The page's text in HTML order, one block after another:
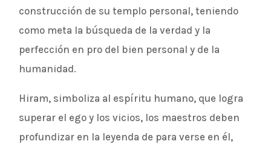
construcción de su templo personal, teniendo
como meta la búsqueda de la verdad y la
perfección en pro del bien personal y de la
humanidad.
Hiram, simboliza al espíritu humano, que logra
superar el ego y los vicios, los maestros deben
profundizar en la leyenda de para verse en él,